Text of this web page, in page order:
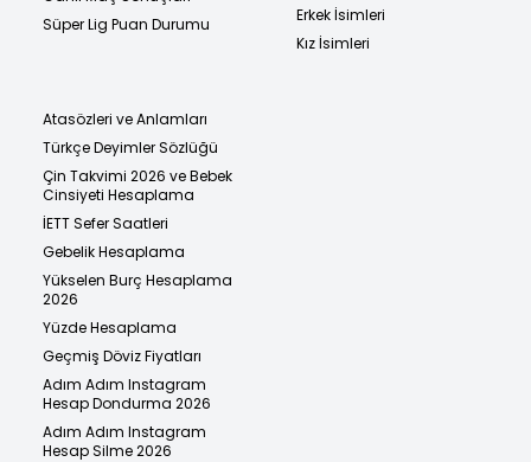
Süper Lig Puan Durumu
Erkek İsimleri
Kız İsimleri
Atasözleri ve Anlamları
Türkçe Deyimler Sözlüğü
Çin Takvimi 2026 ve Bebek
Cinsiyeti Hesaplama
İETT Sefer Saatleri
Gebelik Hesaplama
Yükselen Burç Hesaplama
2026
Yüzde Hesaplama
Geçmiş Döviz Fiyatları
Adım Adım Instagram
Hesap Dondurma 2026
Adım Adım Instagram
Hesap Silme 2026